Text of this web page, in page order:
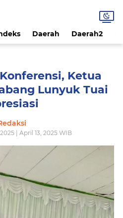
Daerah Daerah2
Ketua
Lunyuk Tuai
| April 13, 2025 WIB